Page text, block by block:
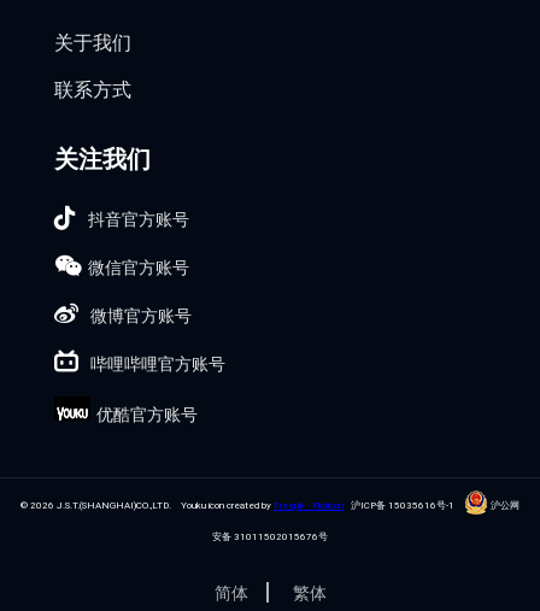
关于我们
联系方式
关注我们
抖音官方账号
微信官方账号
微博官方账号
哔哩哔哩官方账号
优酷官方账号
© 2026 J.S.T.(SHANGHAI)CO.,LTD. Youku icon created by Freepik - Flaticon 沪ICP备 15035616号-1 沪公网
安备 31011502015676号
简体 繁体